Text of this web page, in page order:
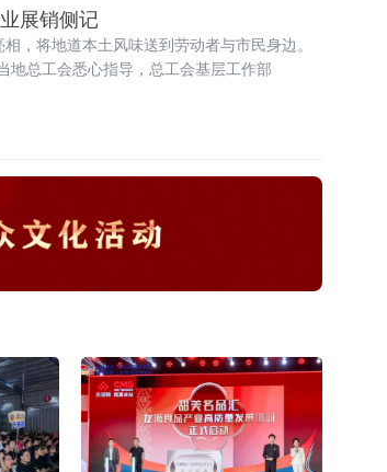
展销侧记
，将地道本土风味送到劳动者与市民身边。
地总工会悉心指导，总工会基层工作部